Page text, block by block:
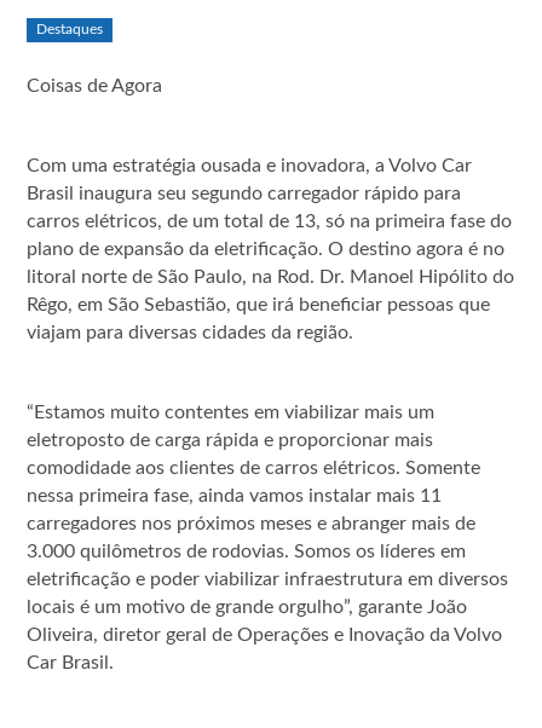
Destaques
Coisas de Agora
Com uma estratégia ousada e inovadora, a Volvo Car
Brasil inaugura seu segundo carregador rápido para
carros elétricos, de um total de 13, só na primeira fase do
plano de expansão da eletrificação. O destino agora é no
litoral norte de São Paulo, na Rod. Dr. Manoel Hipólito do
Rêgo, em São Sebastião, que irá beneficiar pessoas que
viajam para diversas cidades da região.
“Estamos muito contentes em viabilizar mais um
eletroposto de carga rápida e proporcionar mais
comodidade aos clientes de carros elétricos. Somente
nessa primeira fase, ainda vamos instalar mais 11
carregadores nos próximos meses e abranger mais de
3.000 quilômetros de rodovias. Somos os líderes em
eletrificação e poder viabilizar infraestrutura em diversos
locais é um motivo de grande orgulho”, garante João
Oliveira, diretor geral de Operações e Inovação da Volvo
Car Brasil.